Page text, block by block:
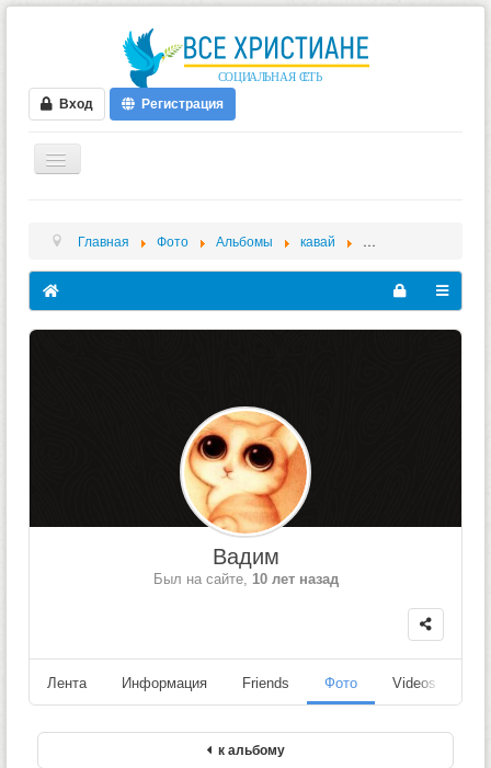
Вход Регистрация
ФОРУМ
ВИДЕО
БЛОГИ
Главная Фото Альбомы кавай
Вадим
Был на сайте, 10 лет назад
Лента Информация Friends Фото Videos
к альбому